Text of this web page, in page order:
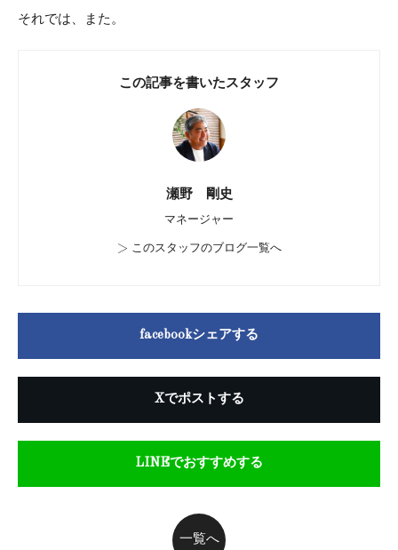
それでは、また。
この記事を書いたスタッフ
瀬野 剛史
マネージャー
> このスタッフのブログ一覧へ
facebookシェアする
Xでポストする
LINEでおすすめする
一覧へ